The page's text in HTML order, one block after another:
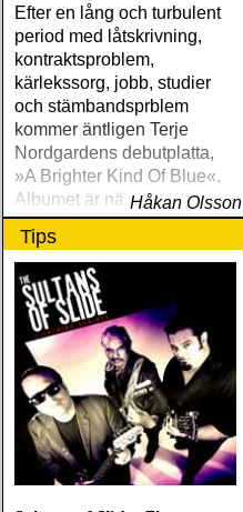
Efter en lång och turbulent
period med låtskrivning,
kontraktsproblem,
kärlekssorg, jobb, studier
och stämbandsprblem
kommer äntligen Terje
Nordgardens debutplatta,
»A Brighter Kind Of Blue«.
Albumet är nära, enkelt och
ärligt och handlar om
upplevelser och historier
från en ung mans liv
Håkan Olsson
Tips